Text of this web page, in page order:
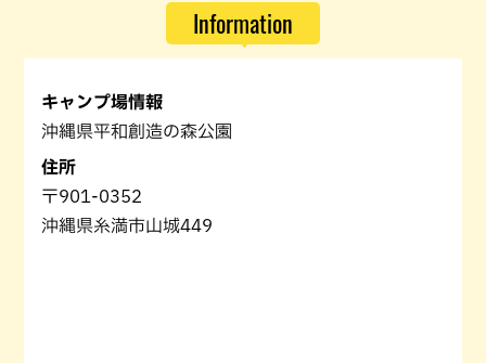
Information
キャンプ場情報
沖縄県平和創造の森公園
住所
〒901-0352
沖縄県糸満市山城449